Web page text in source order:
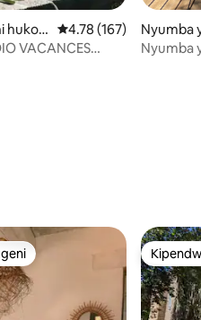
huko
Ukadiriaji wa wastani
4.78 (167)
VACANCES
Nyumba
e Bar-
Nyumba
wageni